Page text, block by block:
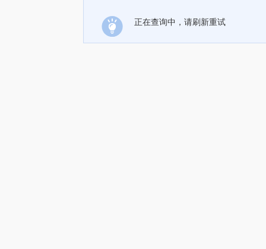
正在查询中，请刷新重试